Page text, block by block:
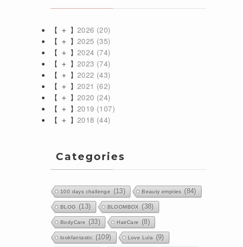
【 ＋ 】 2026 (20)
【 ＋ 】 2025 (35)
【 ＋ 】 2024 (74)
【 ＋ 】 2023 (74)
【 ＋ 】 2022 (43)
【 ＋ 】 2021 (62)
【 ＋ 】 2020 (24)
【 ＋ 】 2019 (107)
【 ＋ 】 2018 (44)
Categories
100 days challenge (13) Beauty empties (84)
BLOG (13) BLOOMBOX (38)
BodyCare (33) HairCare (8)
lookfantastic (109) Love Lula (9)